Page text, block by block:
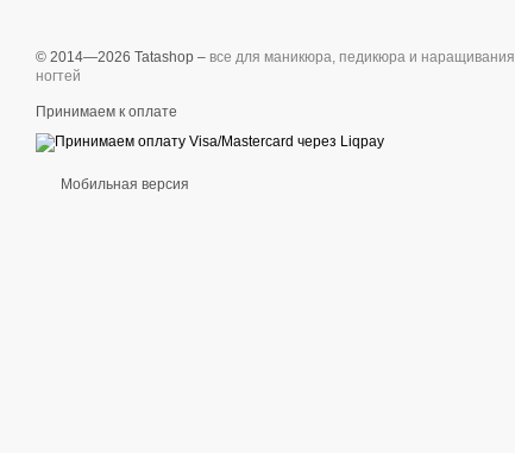
© 2014—2026 Tatashop – все для маникюра, педикюра и наращивания
ногтей
Принимаем к оплате
Мобильная версия